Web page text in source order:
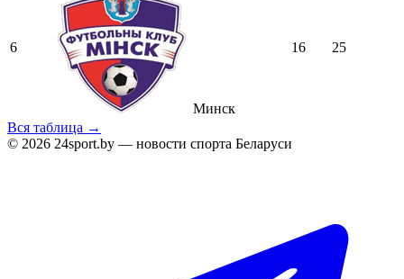
6
Минск
16 25
Вся таблица →
© 2026 24sport.by — новости спорта Беларуси